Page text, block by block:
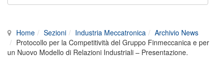
Home Sezioni Industria Meccatronica
Archivio News
Protocollo per la Competitività del Gruppo Finmeccanica e per
un Nuovo Modello di Relazioni Industriali – Presentazione.